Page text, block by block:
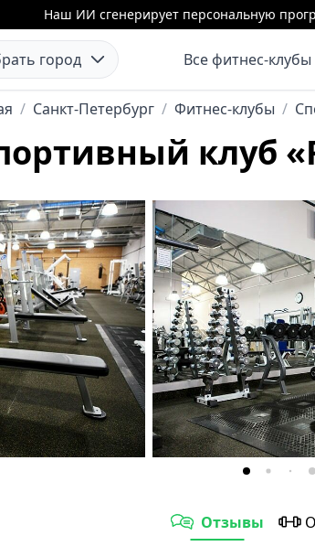
Наш ИИ сгенерирует персональную
город Все фитнес-клубы
/ Санкт-Петербург / Фитнес-клубы /
клуб
Отзывы